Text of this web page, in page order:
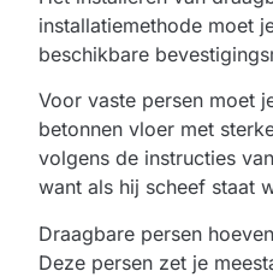
installatiemethode moet
beschikbare
Voor vaste persen moet
betonnen vloer met
volgens de instructies
want als hij scheef staat
Draagbare persen
Deze persen zet je